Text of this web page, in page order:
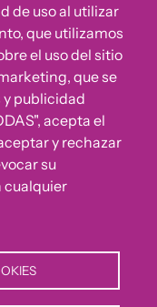
Código Ético u
nuestra Fundación.
de uso al utilizar
que utilizamos
el uso del sitio
que se
publicidad
acepta el
y rechazar
su
cualquier